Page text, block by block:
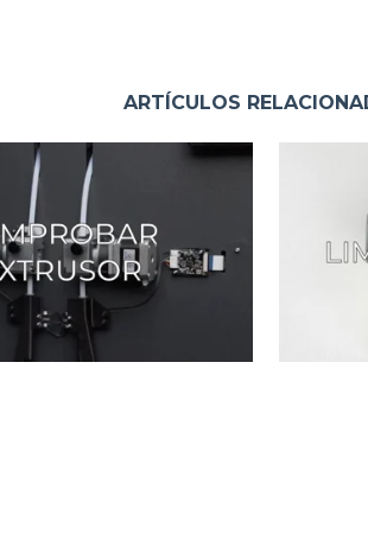
ARTÍCULOS